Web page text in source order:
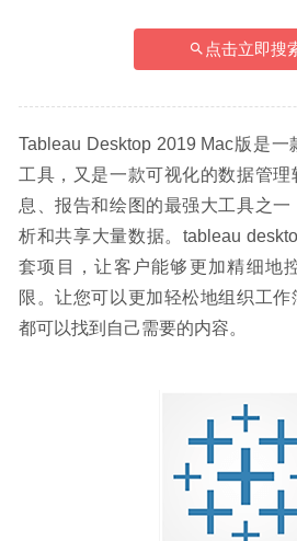
点击立即搜
Tableau Desktop 2019 Mac版是
工具，又是一款可视化的数据管
息、报告和绘图的最强大工具之
析和共享大量数据。tableau
套项目，让客户能够更加精细地
限。让您可以更加轻松地组织工作
都可以找到自己需要的内容。